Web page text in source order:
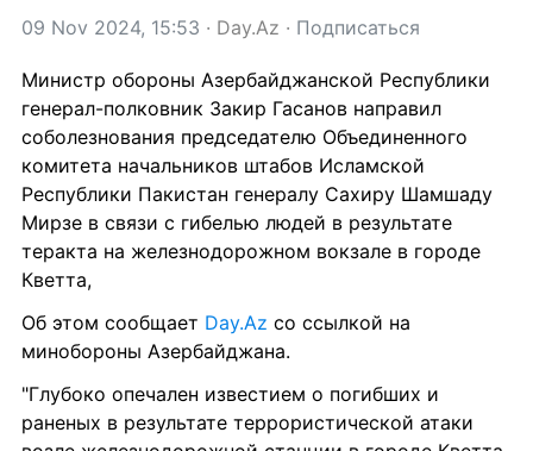
09 Nov 2024, 15:53 · Day.Az · Подписаться
Министр обороны Азербайджанской Республики
генерал-полковник Закир Гасанов направил
соболезнования председателю Объединенного
комитета начальников штабов Исламской
Республики Пакистан генералу Сахиру Шамшаду
Мирзе в связи с гибелью людей в результате
теракта на железнодорожном вокзале в городе
Кветта,
Об этом сообщает Day.Az со ссылкой на
минобороны Азербайджана.
"Глубоко опечален известием о погибших и
раненых в результате террористической атаки